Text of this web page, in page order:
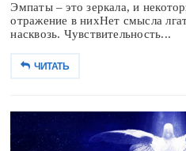
Эмпаты – это зеркала, и
отражение в нихНет смысла
насквозь. Чувствительность...
ЧИТАТЬ